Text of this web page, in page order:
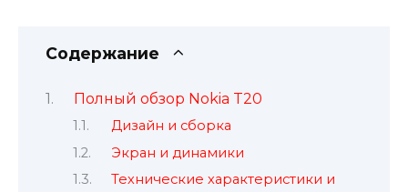
Содержание
Полный обзор Nokia T20
Дизайн и сборка
Экран и динамики
Технические характеристики и